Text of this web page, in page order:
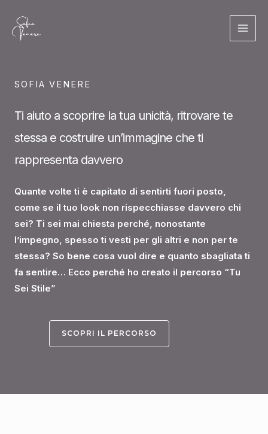
contenuto
SOFIA VENERE
Ti aiuto a scoprire la tua unicità, ritrovare te
stessa e costruire un’immagine che ti
rappresenta davvero
Quante volte ti è capitato di sentirti fuori posto,
come se il tuo look non rispecchiasse davvero chi
sei? Ti sei mai chiesta perché, nonostante
l’impegno, spesso ti vesti per gli altri e non per te
stessa? So bene cosa vuol dire e quanto sbagliata ti
fa sentire… Ecco perché ho creato il percorso “Tu
Sei Stile”
SCOPRI IL PERCORSO